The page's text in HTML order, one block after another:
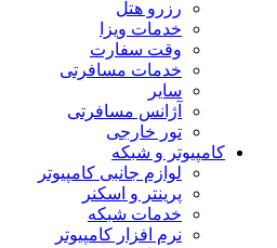
رزرو هتل
خدمات ویزا
وقت سفارت
خدمات مسافرتی
سایر
آژانس مسافرتی
تور خارجی
کامپیوتر و شبکه
لوازم جانبی کامپیوتر
پرینتر و اسکنر
خدمات شبکه
نرم افزار کامپیوتر